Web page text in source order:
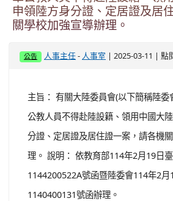
申領陸方身分證、定居證及居
關學校加強宣導辦理。
公告 人事主任 - 人事室 | 2025-03-11 | 點
主旨： 有關大陸委員會(以下簡稱陸委
公教人員不得赴陸設籍、領用中國大
分證、定居證及居住證一案，請各機
理。 說明： 依教育部114年2月19日
1144200522A號函暨陸委會114年2月
1140400131號函辦理。